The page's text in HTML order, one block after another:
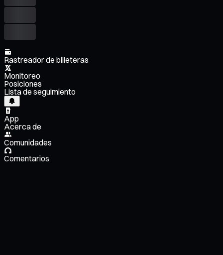
Rastreador de billeteras
Monitoreo
Posiciones
Lista de seguimiento
App
Acerca de
Comunidades
Comentarios